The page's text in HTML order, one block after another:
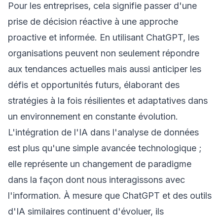
Pour les entreprises, cela signifie passer d'une
prise de décision réactive à une approche
proactive et informée. En utilisant ChatGPT, les
organisations peuvent non seulement répondre
aux tendances actuelles mais aussi anticiper les
défis et opportunités futurs, élaborant des
stratégies à la fois résilientes et adaptatives dans
un environnement en constante évolution.
L'intégration de l'IA dans l'analyse de données
est plus qu'une simple avancée technologique ;
elle représente un changement de paradigme
dans la façon dont nous interagissons avec
l'information. À mesure que ChatGPT et des outils
d'IA similaires continuent d'évoluer, ils